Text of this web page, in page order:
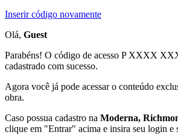
Inserir código novamente
Olá, Guest
Parabéns! O código de acesso P XXXX
cadastrado com sucesso.
Agora você já pode acessar o conteúdo
obra.
Caso possua cadastro na Moderna,
clique em "Entrar" acima e insira seu login e